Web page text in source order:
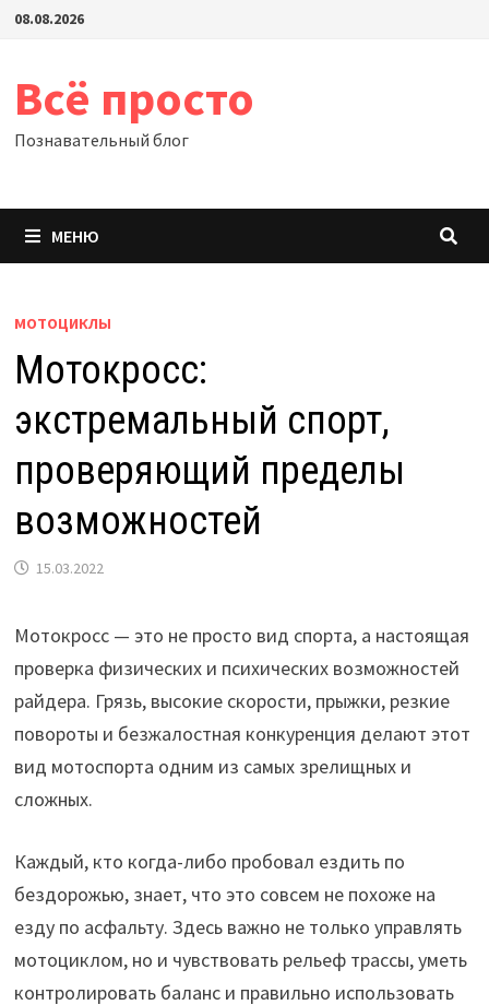
Перейти
08.08.2026
Всё просто
Познавательный блог
МЕНЮ
МОТОЦИКЛЫ
Мотокросс:
экстремальный спорт,
проверяющий пределы
возможностей
15.03.2022
Мотокросс — это не просто вид спорта, а настоящая
проверка физических и психических возможностей
райдера. Грязь, высокие скорости, прыжки, резкие
повороты и безжалостная конкуренция делают этот
вид мотоспорта одним из самых зрелищных и
сложных.
Каждый, кто когда-либо пробовал ездить по
бездорожью, знает, что это совсем не похоже на
езду по асфальту. Здесь важно не только управлять
мотоциклом, но и чувствовать рельеф трассы, уметь
контролировать баланс и правильно использовать